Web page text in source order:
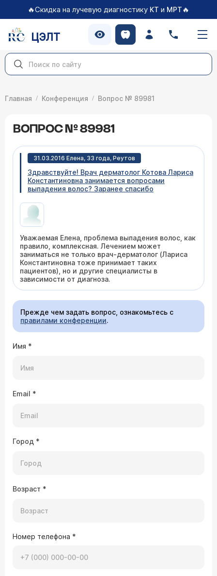
🔥Скидка на лучевую диагностику КТ и МРТ🔥
ЦЭЛТ
Главная Конференция Вопрос № 89981
ВОПРОС № 89981
31.03.2016 Елена, 33 года, Реутов
Здравствуйте! Врач дерматолог Котова Лариса
Константиновна занимается вопросами
выпадения волос? Заранее спасибо
Уважаемая Елена, проблема выпадения волос, как
правило, комплексная. Лечением может
заниматься не только врач-дерматолог (Лариса
Константиновна тоже принимает таких
пациентов), но и другие специалисты в
зависимости от диагноза.
Прежде чем задать вопрос, ознакомьтесь с
правилами конференции.
Имя *
Email *
Город *
Возраст *
Номер телефона *